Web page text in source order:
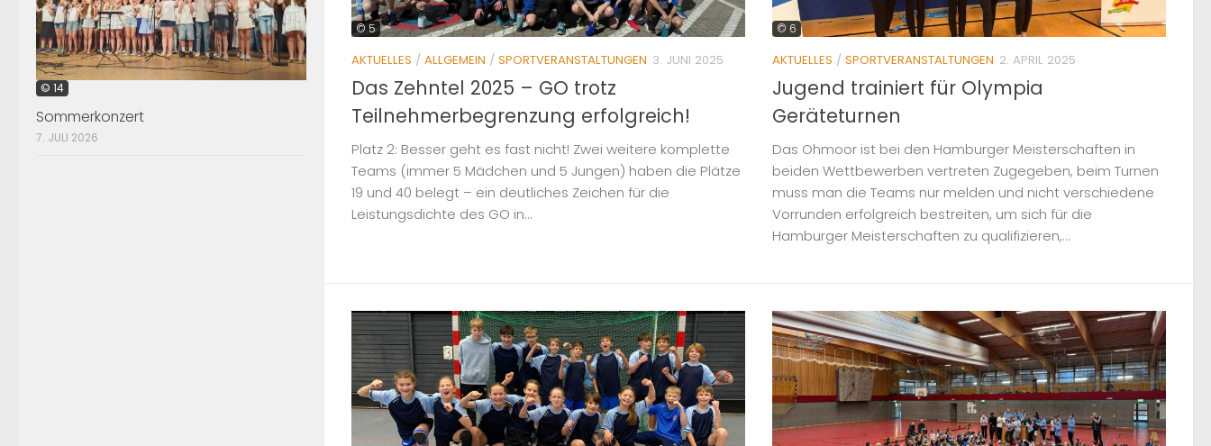
© 5
AKTUELLES / ALLGEMEIN / SPORTVERANSTALTUNGEN 3. JUNI 2025
Das Zehntel 2025 – GO trotz
Teilnehmerbegrenzung erfolgreich!
Platz 2: Besser geht es fast nicht! Zwei weitere komplette
Teams (immer 5 Mädchen und 5 Jungen) haben die Plätze
19 und 40 belegt – ein deutliches Zeichen für die
Leistungsdichte des GO in...
© 6
AKTUELLES / SPORTVERANSTALTUNGEN 2. APRIL 2025
Jugend trainiert für Olympia
Geräteturnen
Das Ohmoor ist bei den Hamburger Meisterschaften in
beiden Wettbewerben vertreten Zugegeben, beim Turnen
muss man die Teams nur melden und nicht verschiedene
Vorrunden erfolgreich bestreiten, um sich für die
Hamburger Meisterschaften zu qualifizieren,...
© 14
Sommerkonzert
7. JULI 2026